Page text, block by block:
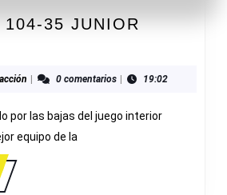
104-35 JUNIOR
Redacción
| 0 comentarios | 19:02
por las bajas del juego interior
equipo de la